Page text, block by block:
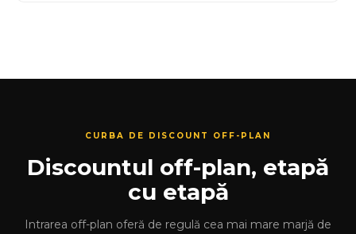
CURBA DE DISCOUNT OFF-PLAN
Discountul off-plan, etapă
cu etapă
Intrarea off-plan oferă de regulă cea mai mare marjă de